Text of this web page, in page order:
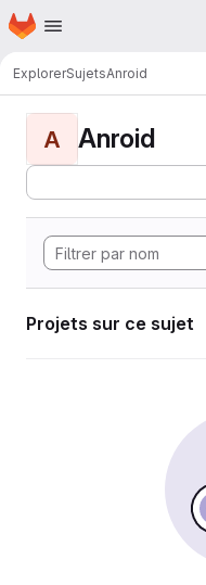
Passer au contenu principal
Page d'accueil
ExplorerSujetsAnroid
A Anroid
Projets sur ce sujet